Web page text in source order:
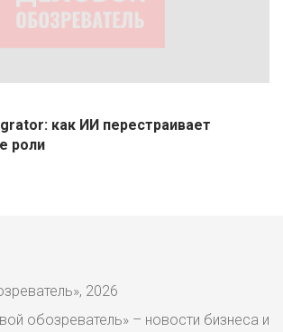
как ИИ перестраивает
роли
2026
обозреватель» – новости бизнеса и